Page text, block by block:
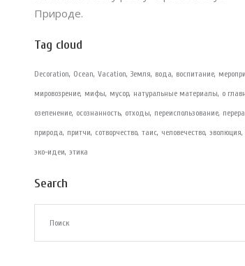
Природе.
Tag cloud
Decoration Ocean Vacation Земля вода воспитание
мировозрение мифы мусор натуральные материалы о
озеленение осознанность отходы переиспользование
природа притчи сотворчество таис человечество эволюция
эко-идеи этика
Search